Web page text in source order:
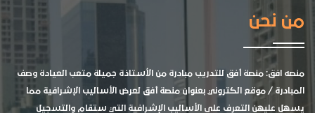
من نحن
منصه افق: منصة أفق للتدريب مبادرة من الأستاذة جميلة متعب العيادة وصف
المبادرة / موقع الكتروني بعنوان منصة أفق لعرض الأساليب الإشرافية مما
يسهل عليهن التعرف على الأساليب الإشرافية التي ستقام والتسجيل